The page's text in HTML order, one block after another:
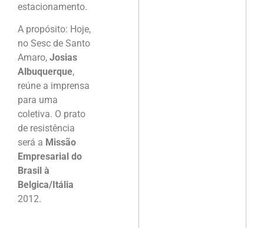
estacionamento.
A propósito: Hoje,
no Sesc de Santo
Amaro, Josias
Albuquerque,
reúne a imprensa
para uma
coletiva. O prato
de resistência
será a Missão
Empresarial do
Brasil à
Belgica/Itália
2012.